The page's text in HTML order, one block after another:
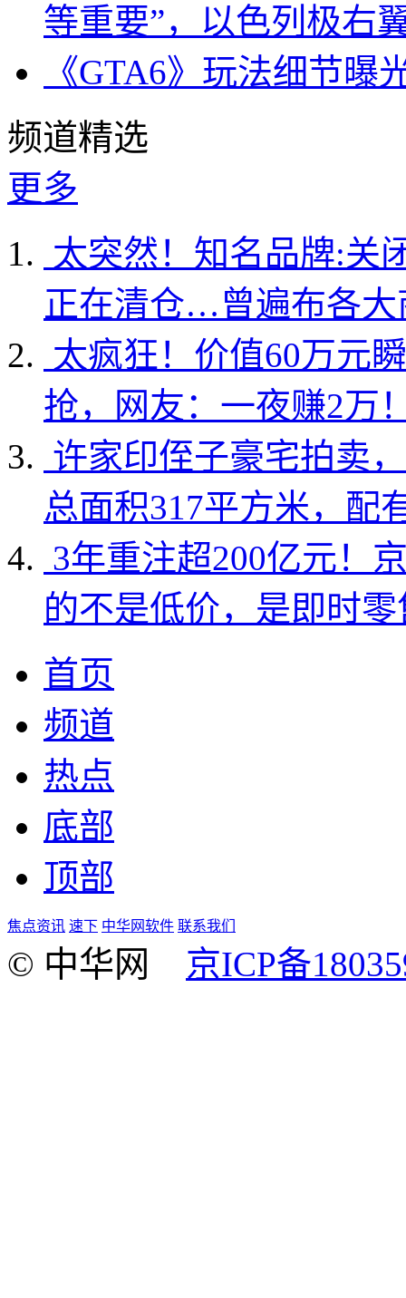
等重要”，以色列极右
《GTA6》玩法细节
频道精选
更多
太突然！知名品牌:关
正在清仓…曾遍布各大
太疯狂！价值60万元
抢，网友：一夜赚2万
许家印侄子豪宅拍卖
总面积317平方米，配
3年重注超200亿元！
的不是低价，是即时
首页
频道
热点
底部
顶部
焦点资讯 速下 中华网软件 联系我们
© 中华网 京ICP备